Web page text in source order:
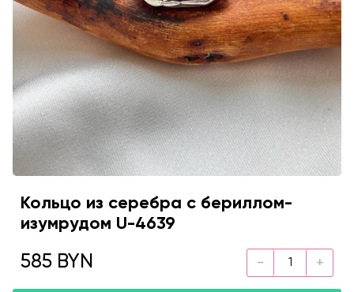
Кольцо из серебра с бериллом-
изумрудом U-4639
585 BYN